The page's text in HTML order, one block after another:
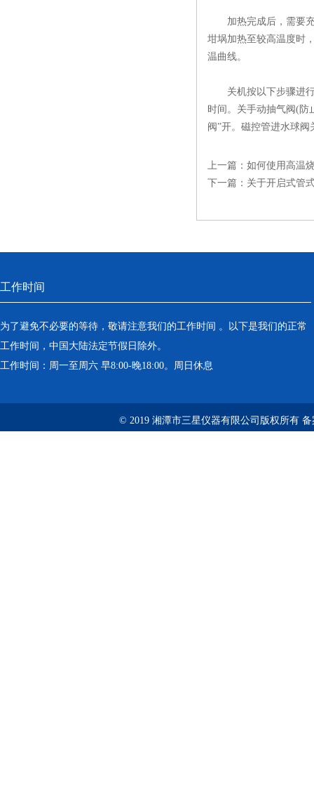
加热完成后，需要充
坩埚加热至较高温度时
温曲线。
关机按以下步骤进行
时间。关手动抽气阀(防
阀”开。磁控管进水球
上一篇： 如何使用高温
下一篇： 关于开启式管
工作时间
为了避免不必要的等待，敬请注意我们的工作时间 。以下是我们的正常
工作时间，中国大陆法定节假日除外。
工作时间：周一至周六 早8:00-晚18:00。周日休息
© 2019 湘潭市三星仪器有限公司版权所有 备